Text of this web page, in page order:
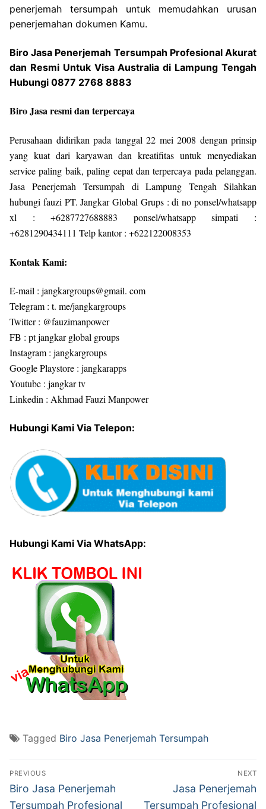
penerjemah tersumpah untuk memudahkan urusan
penerjemahan dokumen Kamu.
Biro Jasa Penerjemah Tersumpah Profesional Akurat
dan Resmi Untuk Visa Australia di Lampung Tengah
Hubungi 0877 2768 8883
Biro Jasa resmi dan terpercaya
Perusahaan didirikan pada tanggal 22 mei 2008 dengan prinsip
yang kuat dari karyawan dan kreatifitas untuk menyediakan
service paling baik, paling cepat dan terpercaya pada pelanggan.
Jasa Penerjemah Tersumpah di Lampung Tengah Silahkan
hubungi fauzi PT. Jangkar Global Grups : di no ponsel/whatsapp
xl : +6287727688883 ponsel/whatsapp simpati :
+6281290434111 Telp kantor : +622122008353
Kontak Kami:
E-mail : jangkargroups@gmail. com
Telegram : t. me/jangkargroups
Twitter : @fauzimanpower
FB : pt jangkar global groups
Instagram : jangkargroups
Google Playstore : jangkarapps
Youtube : jangkar tv
Linkedin : Akhmad Fauzi Manpower
Hubungi Kami Via Telepon:
Hubungi Kami Via WhatsApp:
Tagged Biro Jasa Penerjemah Tersumpah
Post
navigation
PREVIOUS
Previous
post:
Biro Jasa Penerjemah
Tersumpah Profesional
NEXT
Next
post:
Jasa Penerjemah
Tersumpah Profesional